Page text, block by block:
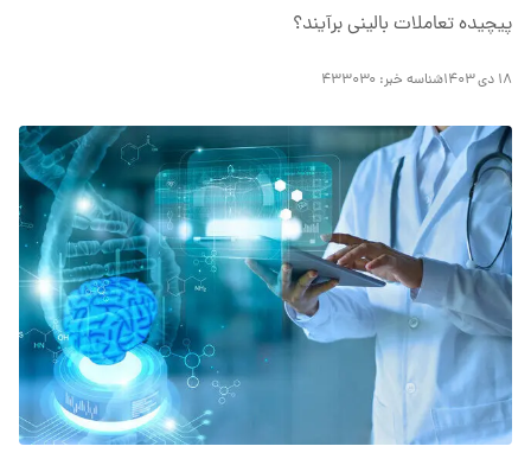
پیچیده تعاملات بالینی برآیند؟
۱۸ دی ۱۴۰۳ شناسه خبر: ۴۳۳۰۳۰